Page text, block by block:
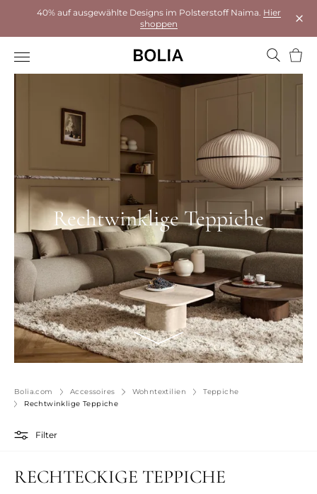
40% auf ausgewählte Designs im Polsterstoff Naima. Hier
shoppen
Rechtwinklige Teppiche
Bolia.com Accessoires Wohntextilien
Teppiche
Rechtwinklige Teppiche
Filter
RECHTECKIGE TEPPICHE